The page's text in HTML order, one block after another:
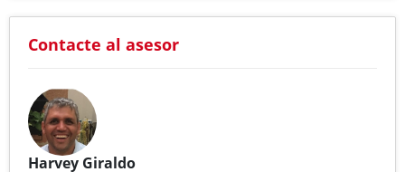
Contacte al asesor
Harvey Giraldo